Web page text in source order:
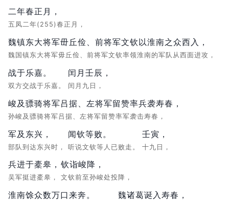
二年春正月，
五凤二年(255)春正月，
魏镇东大将军毌丘俭、前将军文钦以淮南之众西入，
魏国镇东大将军毋丘俭、前将军文钦率领淮南的军队从西面进攻，
战于乐嘉。
双方交战于乐嘉。
闰月壬辰，
闰月九日，
峻及骠骑将军吕据、左将军留赞率兵袭寿春，
孙峻及骠骑将军吕据、左将军留赞率军袭击寿春，
军及东兴，
部队到达东兴时，
闻钦等败。
听说文钦等人已败走。
壬寅，
十九日，
兵进于橐皋，
吴军挺进橐皋，
钦诣峻降，
文钦前至孙峻处投降，
淮南馀众数万口来奔。 魏诸葛诞入寿春，